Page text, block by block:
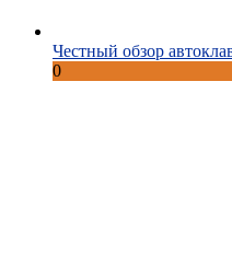
Честный обзор
0